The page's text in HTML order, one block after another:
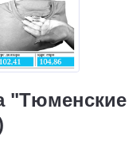
"Тюменские